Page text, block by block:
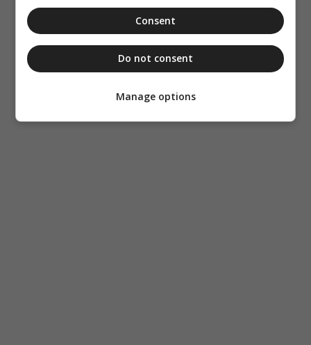
Consent
Do not consent
Manage options